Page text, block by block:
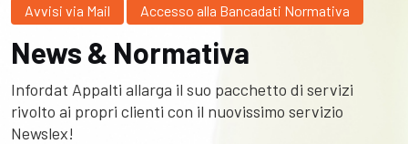
Avvisi via Mail Accesso alla Bancadati Normativa
News & Normativa
Infordat Appalti allarga il suo pacchetto di servizi
rivolto ai propri clienti con il nuovissimo servizio
Newslex!